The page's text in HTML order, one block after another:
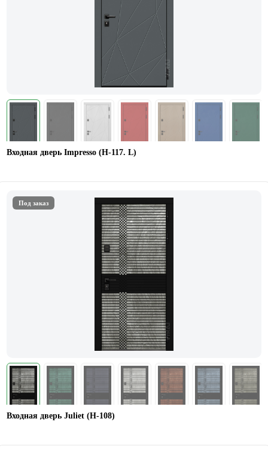
Входная дверь Impresso (Н-117. L)
Под заказ
Входная дверь Juliet (Н-108)